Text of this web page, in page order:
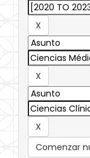
Comenzar